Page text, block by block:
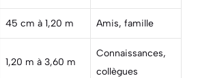
45 cm à 1,20 m Amis, famille
1,20 m à 3,60 m
Connaissances,
collègues